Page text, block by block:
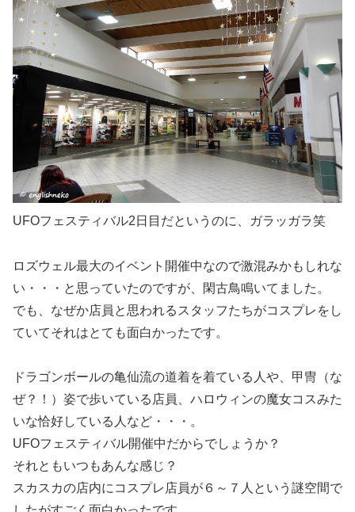
UFOフェスティバル2日目だというのに、ガラッガラ笑
ロズウェル最大のイベント開催中なので激混みかもしれな
い・・・と思っていたのですが、閑古鳥鳴いてました。
でも、なぜか店員と思われるスタッフたちがコスプレ をし
ていてそれはとても面白かったです。
ドラゴンボールの亀仙流の道着を着ている人や、甲冑（な
ぜ？！）姿で歩いている店員、ハロウィンの魔女コスみた
いな恰好している人など・・・。
UFOフェスティバル開催中だからでしょうか？
それともいつもあんな感じ？
スカスカの店内にコスプレ店員が６～７人という謎空間で